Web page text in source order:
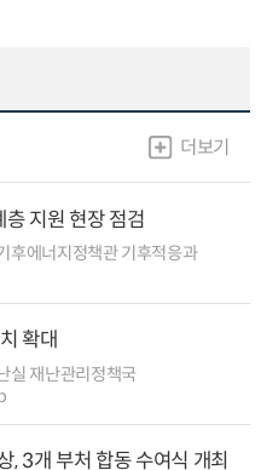
더보기
지원 현장 점검
후에너지정책관 기후적응과
확대
실 재난관리정책국
, 3개 부처 합동 수여식 개최